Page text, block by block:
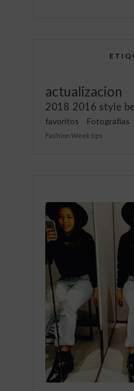
actualizacion
2018 2016 style
favoritos
Fotografías
Fashion Week tips